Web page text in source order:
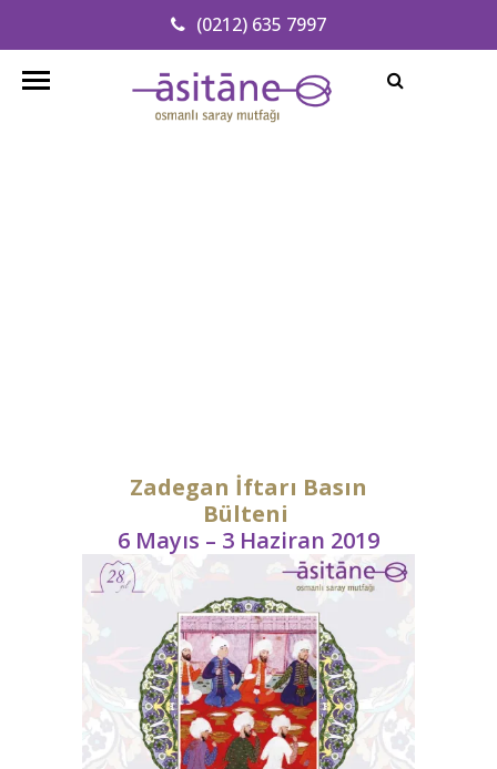
(0212) 635 7997
Adresimizi Bulun
info@asitanerestaurant.com
Zadegan İftarı Basın
Bülteni
6 Mayıs – 3 Haziran 2019